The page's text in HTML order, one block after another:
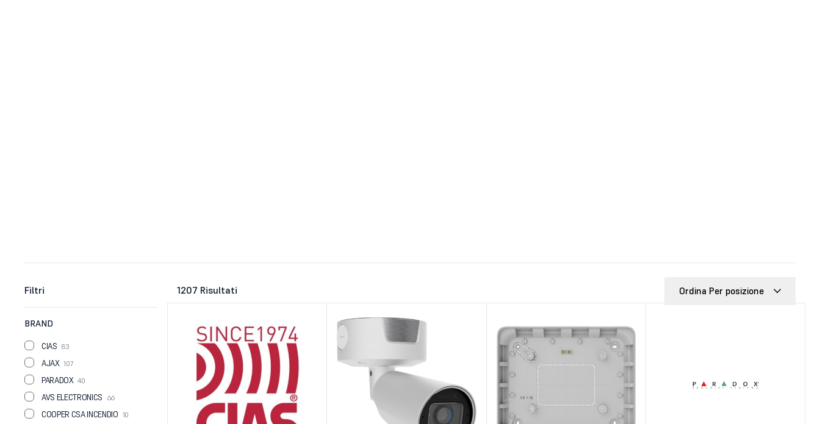
Filtri
BRAND
CIAS 83
AJAX 107
PARADOX 40
AVS ELECTRONICS 66
COOPER CSA INCENDIO 10
1207 Risultati Ordina Per posizione